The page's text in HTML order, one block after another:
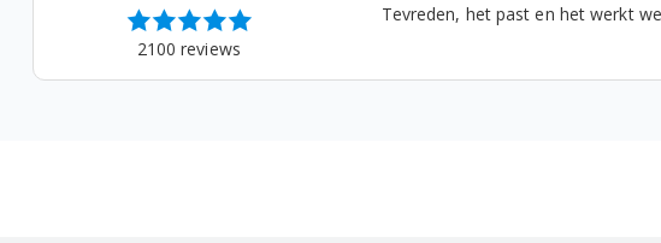
2100 reviews
Tevreden, het past en het werkt weer...